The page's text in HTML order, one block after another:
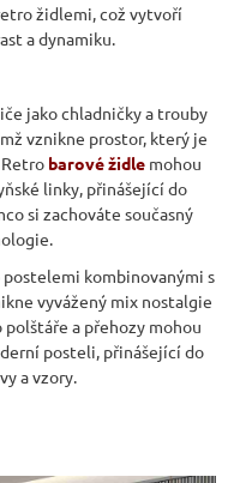
židlemi, což vytvoří
a dynamiku.
jako chladničky a trouby
vznikne prostor, který je
barové židle mohou
linky, přinášející do
si zachováte současný
kombinovanými s
vyvážený mix nostalgie
a přehozy mohou
posteli, přinášející do
a vzory.